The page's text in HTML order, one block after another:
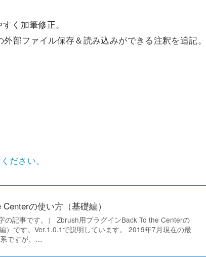
く加筆修正。
部ファイル保存＆読み込みができる注釈を追記。
ださい。
の使い方（基礎編）
の記事です。） Zbrush用プラグインBack To the Centerの
）です。Ver.1.0.1で説明しています。 2019年7月現在の最
ですが、…